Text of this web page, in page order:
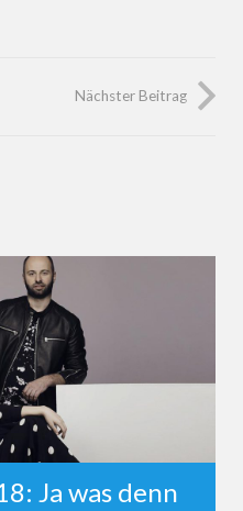
Nächster Beitrag
Ja was denn